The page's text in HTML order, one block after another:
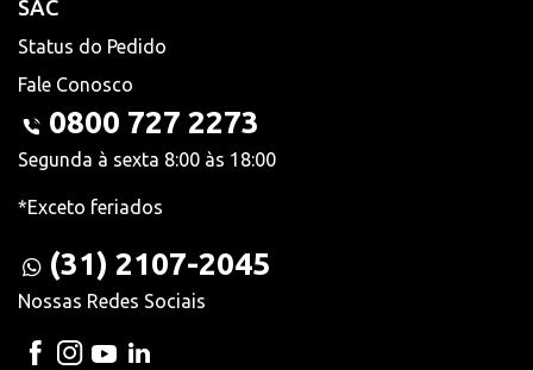
SAC
Status do Pedido
Fale Conosco
0800 727 2273
Segunda à sexta 8:00 às 18:00
*Exceto feriados
(31) 2107-2045
Nossas Redes Sociais